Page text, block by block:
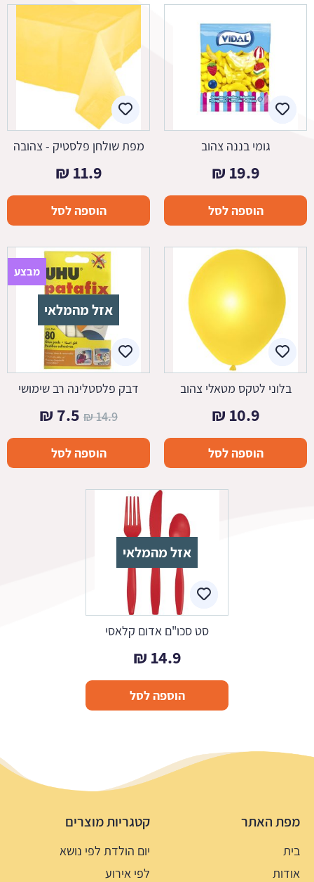
גומי בננה צהוב
19.9
₪
הוספה לסל
מפת שולחן פלסטיק - צהובה
11.9
₪
הוספה לסל
בלוני לטקס מטאלי צהוב
10.9
₪
הוספה לסל
אזל מהמלאי
מבצע
דבק פלסטלינה רב שימושי
14.9
₪ המחיר
המקורי
היה:
7.5
₪
הוספה לסל
אזל מהמלאי
סט סכו"ם אדום קלאסי
14.9
₪
הוספה לסל
מפת האתר
בית
אודות
קטגריות מוצרים
יום הולדת לפי נושא
לפי אירוע